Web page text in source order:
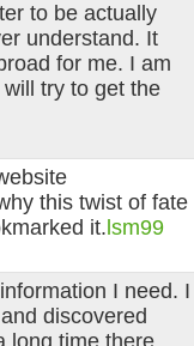
to be actually
understand. It
for me. I am
try to get the
this twist of fate
it. lsm99
I need. I
discovered
long time there.